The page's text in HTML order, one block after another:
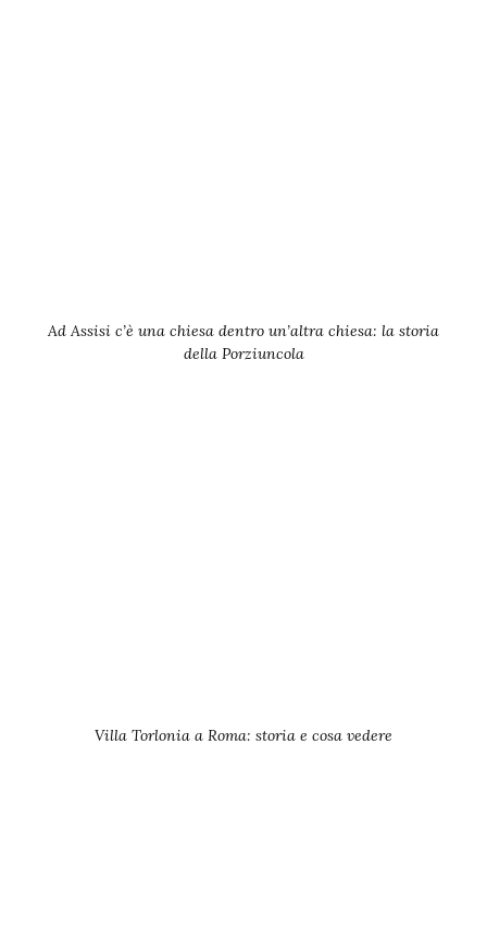
Ad Assisi c’è una chiesa dentro un’altra chiesa: la storia
della Porziuncola
Villa Torlonia a Roma: storia e cosa vedere